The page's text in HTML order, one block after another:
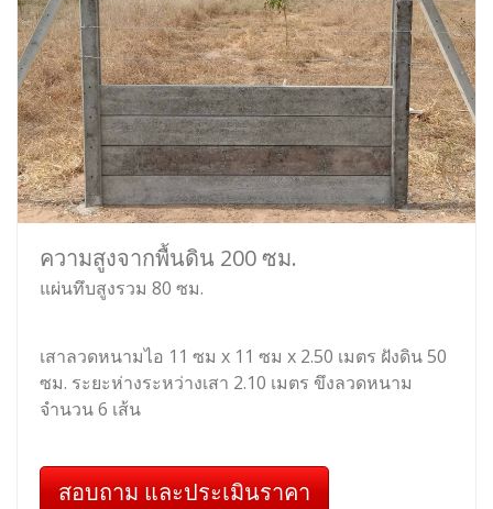
ความสูงจากพื้นดิน 200 ซม.
แผ่นทึบสูงรวม 80 ซม.
เสาลวดหนามไอ 11 ซม x 11 ซม x 2.50 เมตร ฝังดิน 50
ซม. ระยะห่างระหว่างเสา 2.10 เมตร ขึงลวดหนาม
จำนวน 6 เส้น
สอบถาม และประเมินราคา